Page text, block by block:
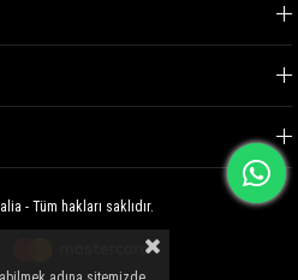
- Tüm hakları saklıdır.